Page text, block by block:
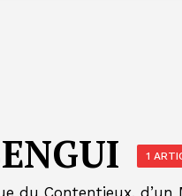
1
du Contentieux, d’un